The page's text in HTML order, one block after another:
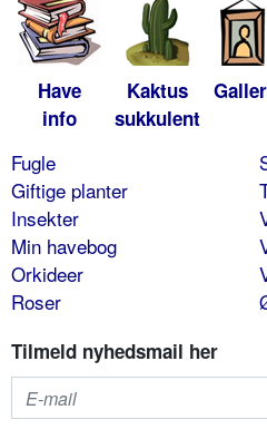
Have
info
Kaktus
sukkulent
Fugle
Giftige planter
Insekter
Min havebog
Orkideer
Roser
Tilmeld nyhedsmail her